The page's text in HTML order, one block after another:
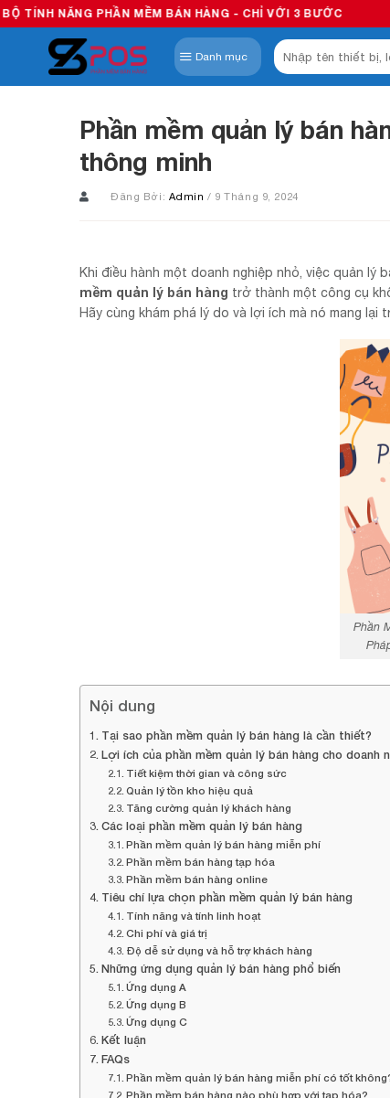
Skip
to
content
MỀM BÁN HÀNG - CHỈ VỚI 3 BƯỚC
Danh mục
Tìm
kiếm:
Phần mềm quản lý bán
thông minh
Đăng Bởi: Admin / 9 Tháng 9, 2024
Khi điều hành một doanh nghiệp nhỏ, việc quản lý
mềm quản lý bán hàng trở thành một công cụ
Hãy cùng khám phá lý do và lợi ích mà nó mang lại
Phần
Nội dung
Tại sao phần mềm quản lý bán hàng là cần thiết?
Lợi ích của phần mềm quản lý bán hàng cho doanh
Tiết kiệm thời gian và công sức
Quản lý tồn kho hiệu quả
Tăng cường quản lý khách hàng
Các loại phần mềm quản lý bán hàng
Phần mềm quản lý bán hàng miễn phí
Phần mềm bán hàng tạp hóa
Phần mềm bán hàng online
Tiêu chí lựa chọn phần mềm quản lý bán hàng
Tính năng và tính linh hoạt
Chi phí và giá trị
Độ dễ sử dụng và hỗ trợ khách hàng
Những ứng dụng quản lý bán hàng phổ biến
Ứng dụng A
Ứng dụng B
Ứng dụng C
Kết luận
FAQs
Phần mềm quản lý bán hàng miễn phí có tốt
Phần mềm bán hàng nào phù hợp với tạp hóa?